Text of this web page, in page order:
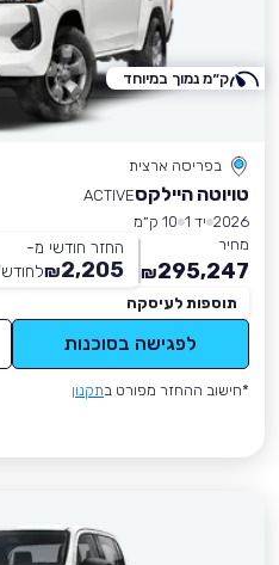
בפריסה ארצית
טויוטה היילקסACTIVE
2026 יד 1
10 ק״מ
מחיר
295,247
₪
החזר חודשי מ-
2,205
₪לחודש
תוספות לעיסקה
לפגישה בסוכנות
*חישוב ההחזר מפורט בתקנון
ק״מ נמוך במיוחד